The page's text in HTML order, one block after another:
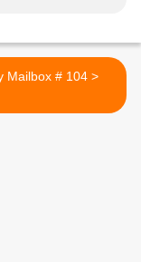
In My Mailbox # 104 >